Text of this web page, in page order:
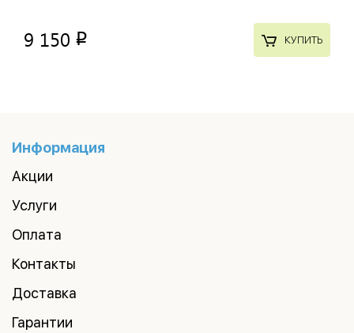
9 150 p КУПИТЬ
Информация
Акции
Услуги
Оплата
Контакты
Доставка
Гарантии